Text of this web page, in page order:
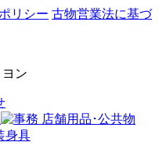
リシー 古物営業法に基づ
ン